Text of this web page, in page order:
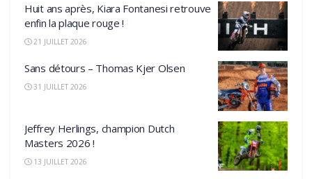
Huit ans après, Kiara Fontanesi retrouve
enfin la plaque rouge !
21 JUILLET 2026
Sans détours – Thomas Kjer Olsen
31 JUILLET 2026
Jeffrey Herlings, champion Dutch
Masters 2026 !
13 JUILLET 2026